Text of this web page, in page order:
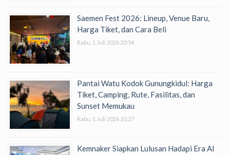
Saemen Fest 2026: Lineup, Venue Baru,
Harga Tiket, dan Cara Beli
Rabu, 1 Juli 2026 20:54
Pantai Watu Kodok Gunungkidul: Harga
Tiket, Camping, Rute, Fasilitas, dan
Sunset Memukau
Rabu, 1 Juli 2026 20:27
Kemnaker Siapkan Lulusan Hadapi Era AI